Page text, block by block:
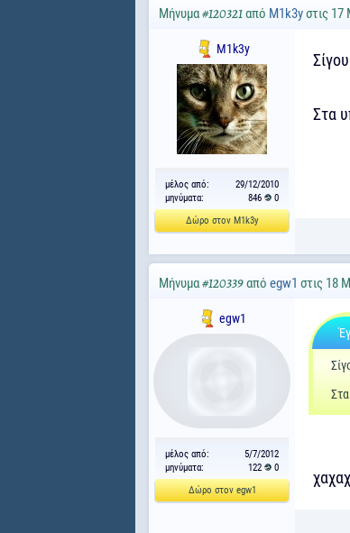
Μήνυμα #120321 από M1k3yστις 17
M1k3y
μέλος από:
29/12/2010
μηνύματα:
846
0
Δώρο στον M1k3y
Στα
Μήνυμα #120339 από egw1 στις 18
egw1
μέλος από:
5/7/2012
μηνύματα:
122
0
Δώρο στον egw1